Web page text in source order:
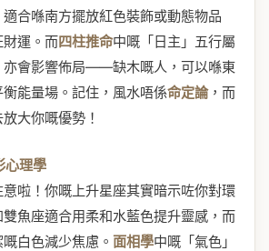
適合喺南方擺放紅色裝飾或動態物品
財運。而四柱推命中嘅「日主」五行屬
亦會影響佈局——缺木嘅人，可以喺東
能量場。記住，風水唔係命定論，而
大你嘅優勢！
心理學
啦！你嘅上升星座其實暗示咗你對環
魚座適合用柔和水藍色提升靈感，而
白色減少焦慮。 面相學中嘅「氣色」